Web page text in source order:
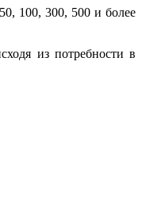
100, 300, 500 и более
из потребности в